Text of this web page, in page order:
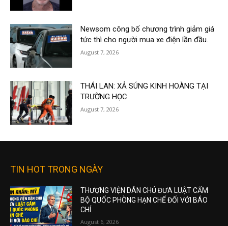
Newsom công bố chương trình giảm giá
tức thì cho người mua xe điện lần đầu.
August 7, 2026
THÁI LAN: XẢ SÚNG KINH HOÀNG TẠI
TRƯỜNG HỌC
August 7, 2026
TIN HOT TRONG NGÀY
THƯỢNG VIỆN DÂN CHỦ ĐƯA LUẬT CẤM
BỘ QUỐC PHÒNG HẠN CHẾ ĐỐI VỚI BÁO
CHÍ
August 6, 2026